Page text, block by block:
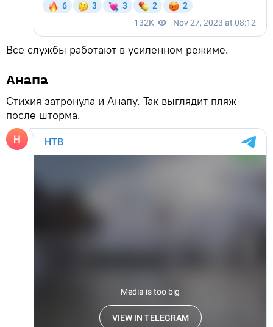
Все службы работают в усиленном режиме.
Анапа
Стихия затронула и Анапу. Так выглядит пляж
после шторма.